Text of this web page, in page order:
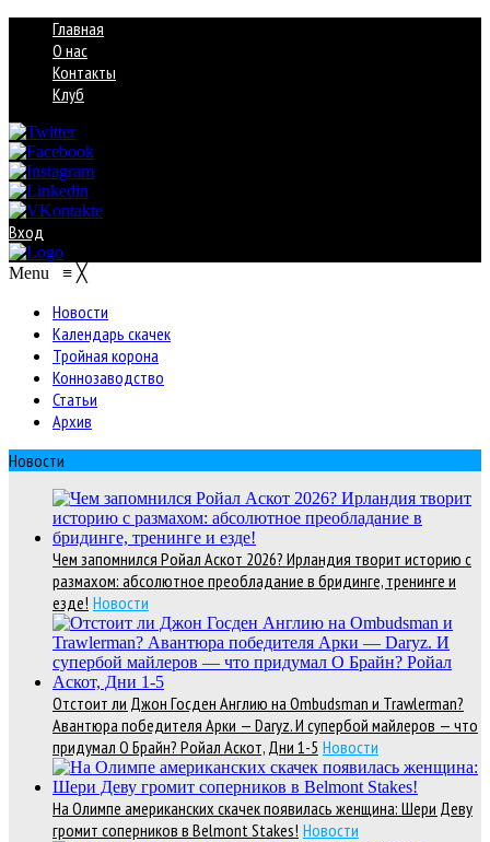
Главная
О нас
Контакты
Клуб
Вход
Menu ≡ ╳
Новости
Календарь скачек
Тройная корона
Коннозаводство
Статьи
Архив
Новости
Чем запомнился Ройал Аскот 2026? Ирландия творит историю с
размахом: абсолютное преобладание в бридинге, тренинге и
езде! Новости
Отстоит ли Джон Госден Англию на Ombudsman и Trawlerman?
Авантюра победителя Арки — Daryz. И супербой майлеров — что
придумал О Брайн? Ройал Аскот, Дни 1-5 Новости
На Олимпе американских скачек появилась женщина: Шери Деву
громит соперников в Belmont Stakes! Новости